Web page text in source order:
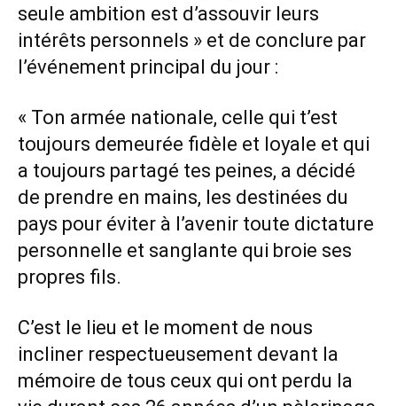
seule ambition est d’assouvir leurs
intérêts personnels » et de conclure par
l’événement principal du jour :
« Ton armée nationale, celle qui t’est
toujours demeurée fidèle et loyale et qui
a toujours partagé tes peines, a décidé
de prendre en mains, les destinées du
pays pour éviter à l’avenir toute dictature
personnelle et sanglante qui broie ses
propres fils.
C’est le lieu et le moment de nous
incliner respectueusement devant la
mémoire de tous ceux qui ont perdu la